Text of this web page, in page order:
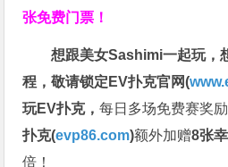
张免费门票！
想跟美女Sashimi一起玩，
程，敬请锁定EV扑克官网(
玩EV扑克，每日多场免费赛奖
扑克(evp86.com)额外加赠8张
倍！